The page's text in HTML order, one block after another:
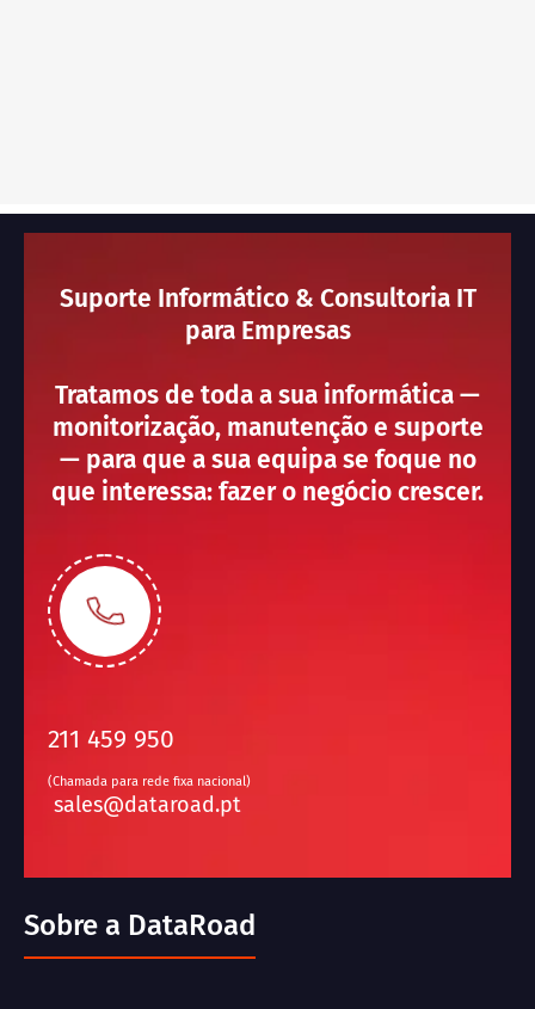
Suporte Informático & Consultoria IT
para Empresas
Tratamos de toda a sua informática —
monitorização, manutenção e suporte
— para que a sua equipa se foque no
que interessa: fazer o negócio crescer.
211 459 950
(Chamada para rede fixa nacional)
sales@dataroad.pt
Sobre a DataRoad